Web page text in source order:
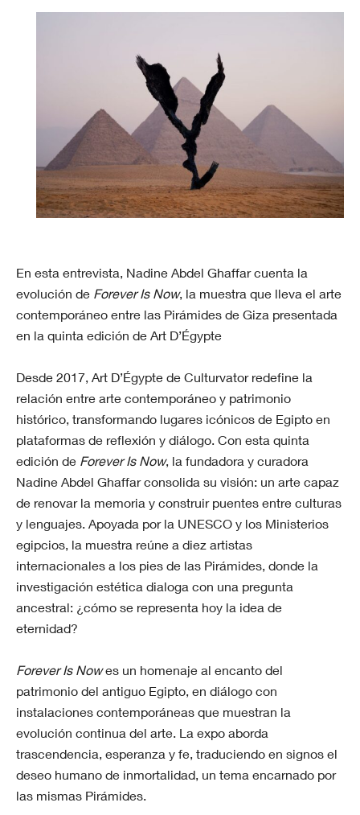
En esta entrevista, Nadine Abdel Ghaffar cuenta la
evolución de Forever Is Now, la muestra que lleva el arte
contemporáneo entre las Pirámides de Giza presentada
en la quinta edición de Art D’Égypte
Desde 2017, Art D’Égypte de Culturvator redefine la
relación entre arte contemporáneo y patrimonio
histórico, transformando lugares icónicos de Egipto en
plataformas de reflexión y diálogo. Con esta quinta
edición de Forever Is Now, la fundadora y curadora
Nadine Abdel Ghaffar consolida su visión: un arte capaz
de renovar la memoria y construir puentes entre culturas
y lenguajes. Apoyada por la UNESCO y los Ministerios
egipcios, la muestra reúne a diez artistas
internacionales a los pies de las Pirámides, donde la
investigación estética dialoga con una pregunta
ancestral: ¿cómo se representa hoy la idea de
eternidad?
Forever Is Nowes un homenaje al encanto del
patrimonio del antiguo Egipto, en diálogo con
instalaciones contemporáneas que muestran la
evolución continua del arte. La expo aborda
trascendencia, esperanza y fe, traduciendo en signos el
deseo humano de inmortalidad, un tema encarnado por
las mismas Pirámides.